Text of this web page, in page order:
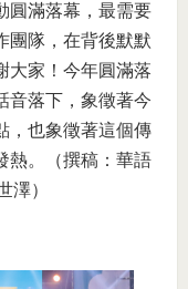
圓滿落幕，最需要
團隊，在背後默默
大家！今年圓滿落
音落下，象徵著今
，也象徵著這個傳
熱。（撰稿：華語
澤）